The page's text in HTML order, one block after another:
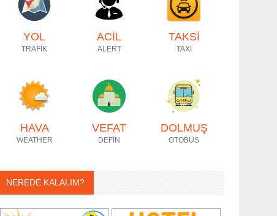
YOL
TRAFİK
ACİL
ALERT
TAKSİ
TAXI
HAVA
WEATHER
VEFAT
DEFİN
DOLMUŞ
OTOBÜS
NEREDE KALALIM?